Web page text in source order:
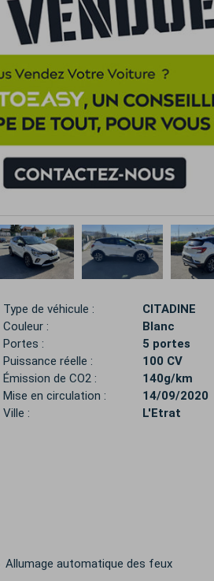
Type de véhicule :
CITADINE
Couleur :
Blanc
Portes :
5 portes
Puissance réelle :
100 CV
Émission de CO2 :
140g/km
Mise en circulation :
14/09/2020
Ville :
L'Etrat
Allumage automatique des feux